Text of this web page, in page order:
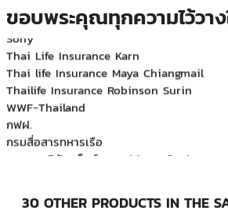
ขอบพระคุณทุกความไว้วาง
Sony
Thai Life Insurance Karn
Thai life Insurance Maya Chiangmail
Thailife Insurance Robinson Surin
WWF-Thailand
กฟฝ.
กรมสื่อสารทหารเรือ
บจก.อเมริกัน เอ็กซ์เพรส (ประเทศไทย)
บริษัท ฟลูอิดเอกซ์ เอเซีย จำกัด
30 OTHER PRODUCTS IN THE